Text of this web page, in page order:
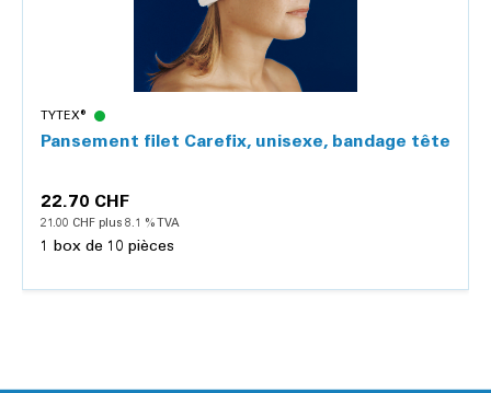
TYTEX®
Pansement filet Carefix, unisexe, bandage tête
22.70 CHF
21.00 CHF plus 8.1 % TVA
1 box de 10 pièces